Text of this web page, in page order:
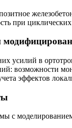
при
усилий в
возможности
эффектов
с